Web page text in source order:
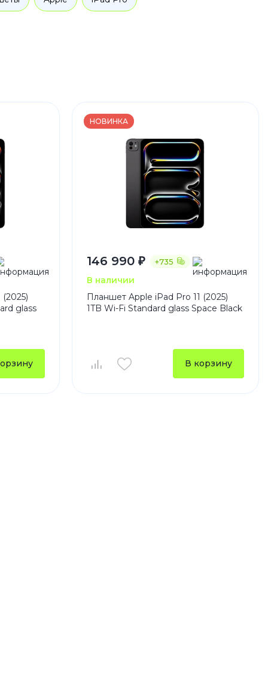
glass
НОВИНКА
+735
146 990 ₽
В наличии
Планшет Apple iPad Pro 11 (2025)
1TB Wi-Fi Standard glass Space Black
В корзину